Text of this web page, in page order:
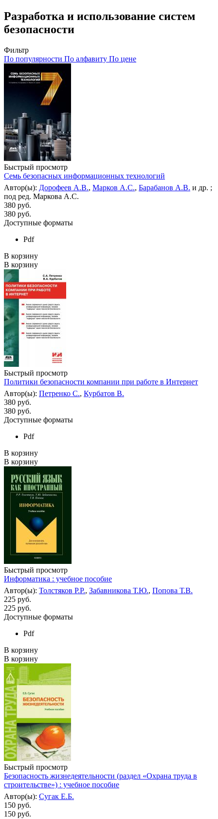
Разработка и использование систем
безопасности
Фильтр
По популярности По алфавиту По цене
Быстрый просмотр
Семь безопасных информационных технологий
Автор(ы): Дорофеев А.В., Марков А.С., Барабанов А.В. и др. ;
под ред. Маркова А.С.
380 руб.
380 руб.
Доступные форматы
Pdf
В корзину
В корзину
Быстрый просмотр
Политики безопасности компании при работе в Интернет
Автор(ы): Петренко С., Курбатов В.
380 руб.
380 руб.
Доступные форматы
Pdf
В корзину
В корзину
Быстрый просмотр
Информатика : учебное пособие
Автор(ы): Толстяков Р.Р., Забавникова Т.Ю., Попова Т.В.
225 руб.
225 руб.
Доступные форматы
Pdf
В корзину
В корзину
Быстрый просмотр
Безопасность жизнедеятельности (раздел «Охрана труда в
строительстве») : учебное пособие
Автор(ы): Сугак Е.Б.
150 руб.
150 руб.